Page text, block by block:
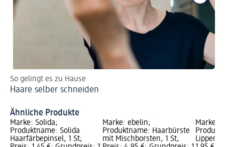
So gelingt es zu Hause
Haare selber schneiden
Ähnliche Produkte
Marke: Solida;
Produktname: Solida
Haarfärbepinsel, 1 St;
Marke: ebelin;
Produktname: Haarbürste
mit Mischborsten, 1 St;
Marke: